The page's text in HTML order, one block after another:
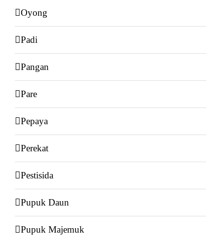
Oyong
Padi
Pangan
Pare
Pepaya
Perekat
Pestisida
Pupuk Daun
Pupuk Majemuk